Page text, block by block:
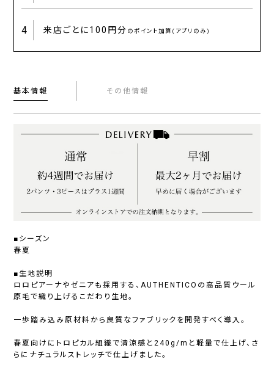
4 来店ごとに100円分 のポイント加算(アプリのみ)
基本情報 その他情報
■シーズン
春夏
■生地説明
ロロピアーナやゼニアも採用する、AUTHENTICOの高品質ウール
原毛で織り上げるこだわり生地。
一歩踏み込み原材料から良質なファブリックを開発すべく導入。
春夏向けにトロピカル組織で清涼感と240g/mと軽量で仕上げ、さ
らにナチュラルストレッチで仕上げました。